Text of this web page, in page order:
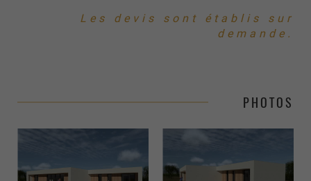
Les devis sont établis sur
demande.
PHOTOS